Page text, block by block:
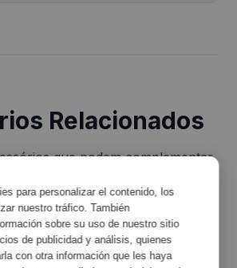
Relacionados
que podem complementar
para personalizar el contenido, los
nuestro tráfico. También
sobre su uso de nuestro sitio
de publicidad y análisis, quienes
con otra información que les haya